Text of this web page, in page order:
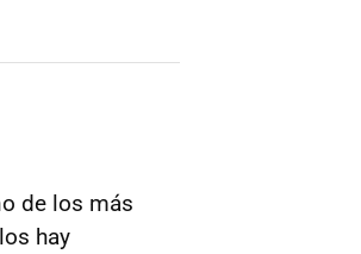
de los más
hay